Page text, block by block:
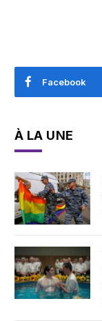
Facebook
À LA UNE